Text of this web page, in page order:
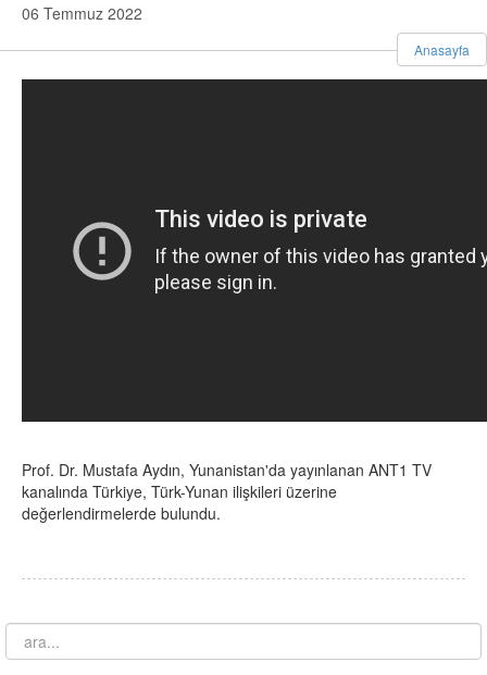
06 Temmuz 2022
Anasayfa
Prof. Dr. Mustafa Aydın, Yunanistan'da yayınlanan ANT1 TV
kanalında Türkiye, Türk-Yunan ilişkileri üzerine
değerlendirmelerde bulundu.